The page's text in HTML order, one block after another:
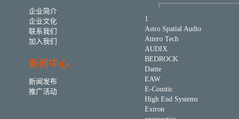
企业简介
企业文化
联系我们
加入我们
新闻中心
新闻发布
推广活动
1
Astro Spatial Audio
Attero Tech
AUDIX
BEDROCK
Dante
EAW
E-Coustic
High End Systems
Extron